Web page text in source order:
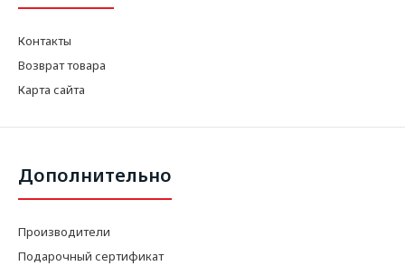
Контакты
Возврат товара
Карта сайта
Дополнительно
Производители
Подарочный сертификат